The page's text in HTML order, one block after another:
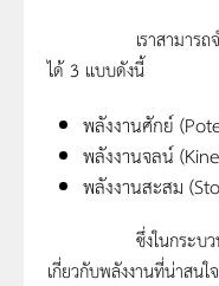
เราสามารถจำแน
ได้ 3 แบบดังนี้
พลังงานศักย์
พลังงานจลน์
พลังงานสะสม
ซึ่งในกระบวนการ
เกี่ยวกับพลังงานที่น่าสนใ